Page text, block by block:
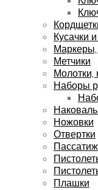
Кусачки
Метчики
Молотки,
Наборы
Ножовки
Отвертки
Плашки